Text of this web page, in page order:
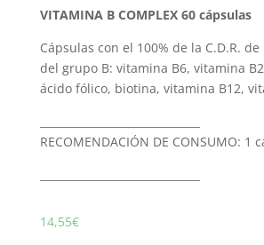
VITAMINA B COMPLEX 60 cápsulas
Cápsulas con el 100% de la C.D.R.
del grupo B: vitamina B6, vitamina
ácido fólico, biotina, vitamina B12,
RECOMENDACIÓN DE CONSUMO: 1
14,55€